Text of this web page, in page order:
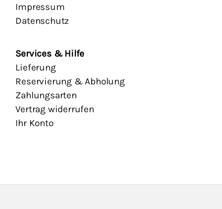
Impressum
Datenschutz
Services & Hilfe
Lieferung
Reservierung & Abholung
Zahlungsarten
Vertrag widerrufen
Ihr Konto